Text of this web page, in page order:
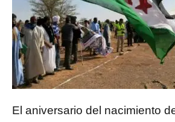
El aniversario del nacimiento